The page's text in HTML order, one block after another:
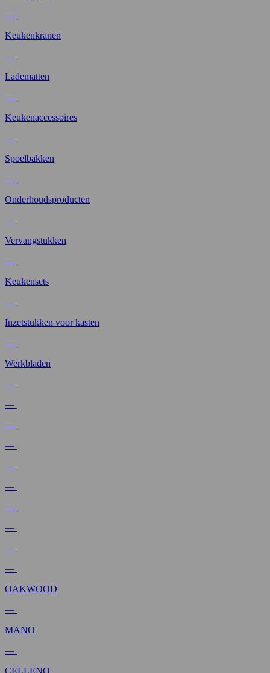
—
Keukenkranen
—
Ladematten
—
Keukenaccessoires
—
Spoelbakken
—
Onderhoudsproducten
—
Vervangstukken
—
Keukensets
—
Inzetstukken voor kasten
—
Werkbladen
—
—
—
—
—
—
—
—
—
—
OAKWOOD
—
MANO
—
CELLENO